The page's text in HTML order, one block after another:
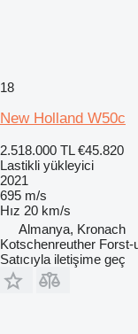
18
New Holland W50c
2.518.000 TL €45.820
Lastikli yükleyici
2021
695 m/s
Hız 20 km/s
Almanya, Kronach
Kotschenreuther
Satıcıyla iletişime geç